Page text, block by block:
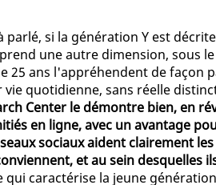
parlé, si la génération Y est
une autre dimension, sous
25 ans l'appréhendent de façon
quotidienne, sans réelle
Center le démontre bien, en
en ligne, avec un avantage
sociaux aident clairement
et au sein desquelles
qui caractérise la jeune